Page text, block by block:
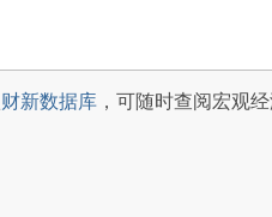
财新数据库 ，可随时查阅宏观